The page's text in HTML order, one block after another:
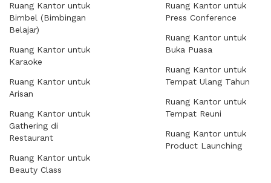
Ruang Kantor untuk
Bimbel (Bimbingan
Belajar)
Ruang Kantor untuk
Karaoke
Ruang Kantor untuk
Arisan
Ruang Kantor untuk
Gathering di
Restaurant
Ruang Kantor untuk
Beauty Class
Ruang Kantor untuk
Press Conference
Ruang Kantor untuk
Buka Puasa
Ruang Kantor untuk
Tempat Ulang Tahun
Ruang Kantor untuk
Tempat Reuni
Ruang Kantor untuk
Product Launching